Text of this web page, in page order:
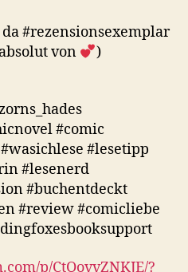
#rezensionsexemplar
von
)
#comic
#lesetipp
#lesenerd
#buchentdeckt
#review #comicliebe
p/CtQovvZNKJE/?